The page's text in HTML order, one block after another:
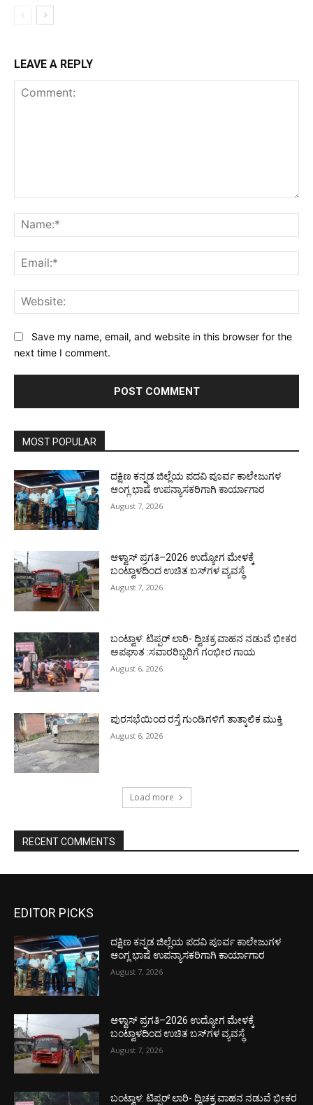
LEAVE A REPLY
Save my name, email, and website in this browser for the
next time I comment.
MOST POPULAR
ದಕ್ಷಿಣ ಕನ್ನಡ ಜಿಲ್ಲೆಯ ಪದವಿ ಪೂರ್ವ ಕಾಲೇಜುಗಳ
ಆಂಗ್ಲ ಭಾಷೆ ಉಪನ್ಯಾಸಕರಿಗಾಗಿ ಕಾರ್ಯಾಗಾರ
August 7, 2026
ಆಳ್ವಾಸ್ ಪ್ರಗತಿ–2026 ಉದ್ಯೋಗ ಮೇಳಕ್ಕೆ
ಬಂಟ್ವಾಳದಿಂದ ಉಚಿತ ಬಸ್‌ಗಳ ವ್ಯವಸ್ಥೆ
August 7, 2026
ಬಂಟ್ವಾಳ: ಟಿಪ್ಪರ್ ಲಾರಿ- ದ್ವಿಚಕ್ರ ವಾಹನ ನಡುವೆ ಭೀಕರ
ಅಪಘಾತ :ಸವಾರರಿಬ್ಬರಿಗೆ ಗಂಭೀರ ಗಾಯ
August 6, 2026
ಪುರಸಭೆಯಿಂದ ರಸ್ತೆ ಗುಂಡಿಗಳಿಗೆ ತಾತ್ಕಾಲಿಕ ಮುಕ್ತಿ
August 6, 2026
Load more
RECENT COMMENTS
EDITOR PICKS
ದಕ್ಷಿಣ ಕನ್ನಡ ಜಿಲ್ಲೆಯ ಪದವಿ ಪೂರ್ವ ಕಾಲೇಜುಗಳ
ಆಂಗ್ಲ ಭಾಷೆ ಉಪನ್ಯಾಸಕರಿಗಾಗಿ ಕಾರ್ಯಾಗಾರ
August 7, 2026
ಆಳ್ವಾಸ್ ಪ್ರಗತಿ–2026 ಉದ್ಯೋಗ ಮೇಳಕ್ಕೆ
ಬಂಟ್ವಾಳದಿಂದ ಉಚಿತ ಬಸ್‌ಗಳ ವ್ಯವಸ್ಥೆ
August 7, 2026
ಬಂಟ್ವಾಳ: ಟಿಪ್ಪರ್ ಲಾರಿ- ದ್ವಿಚಕ್ರ ವಾಹನ ನಡುವೆ ಭೀಕರ